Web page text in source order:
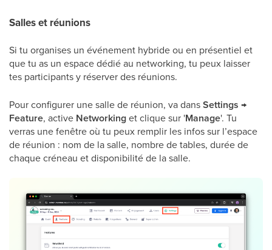
Salles et réunions
Si tu organises un événement hybride ou en présentiel et
que tu as un espace dédié au networking, tu peux laisser
tes participants y réserver des réunions.
Pour configurer une salle de réunion, va dansSettings →
Feature, active Networkinget clique sur 'Manage'. Tu
verras une fenêtre où tu peux remplir les infos sur l’espace
de réunion : nom de la salle, nombre de tables, durée de
chaque créneau et disponibilité de la salle.